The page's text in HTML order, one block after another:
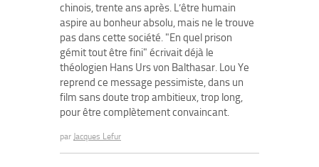
chinois, trente ans après. L’être humain
aspire au bonheur absolu, mais ne le trouve
pas dans cette société. "En quel prison
gémit tout être fini" écrivait déjà le
théologien Hans Urs von Balthasar. Lou Ye
reprend ce message pessimiste, dans un
film sans doute trop ambitieux, trop long,
pour être complètement convaincant.
par Jacques Lefur